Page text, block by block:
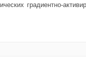
градиентно-